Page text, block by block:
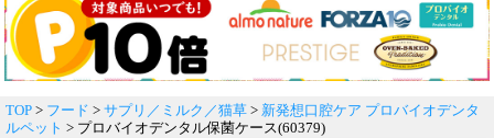
TOP > フード > サプリ／ミルク／猫草 > 新発想口腔ケア プロバイオデンタ
ルペット > プロバイオデンタル保菌ケース(60379)